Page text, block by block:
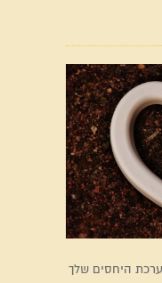
היחסים שלך